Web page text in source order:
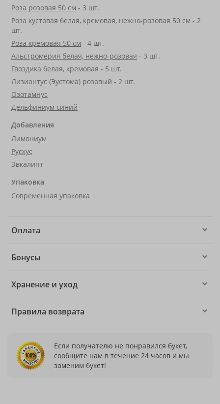
Роза розовая 50 см - 3 шт.
Роза кустовая белая, кремовая, нежно-розовая 50 см - 2
шт.
Роза кремовая 50 см - 4 шт.
Альстромерия белая, нежно-розовая - 3 шт.
Гвоздика белая, кремовая - 5 шт.
Лизиантус (Эустома) розовый - 2 шт.
Озотамнус
Дельфиниум синий
Добавления
Лимониум
Рускус
Эвкалипт
Упаковка
Современная упаковка
Оплата
Бонусы
Хранение и уход
Правила возврата
Если получателю не понравился букет,
сообщите нам в течение 24 часов и мы
заменим букет!